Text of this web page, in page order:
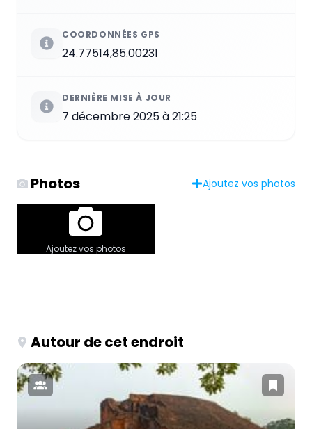
COORDONNÉES GPS
24.77514,85.00231
DERNIÈRE MISE À JOUR
7 décembre 2025 à 21:25
Photos Ajoutez vos photos
Ajoutez vos photos
Autour de cet endroit